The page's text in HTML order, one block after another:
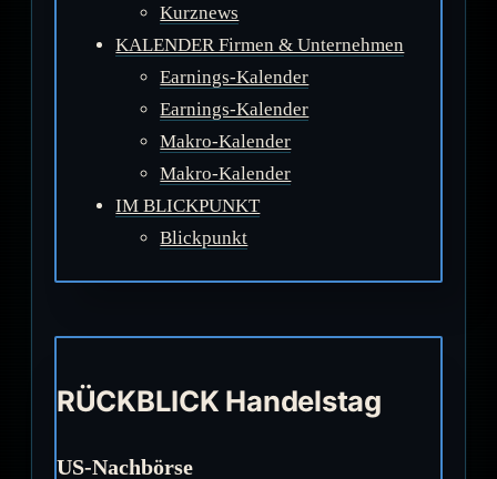
Kurznews
KALENDER Firmen & Unternehmen
Earnings-Kalender
Earnings-Kalender
Makro-Kalender
Makro-Kalender
IM BLICKPUNKT
Blickpunkt
RÜCKBLICK Handelstag
US-Nachbörse